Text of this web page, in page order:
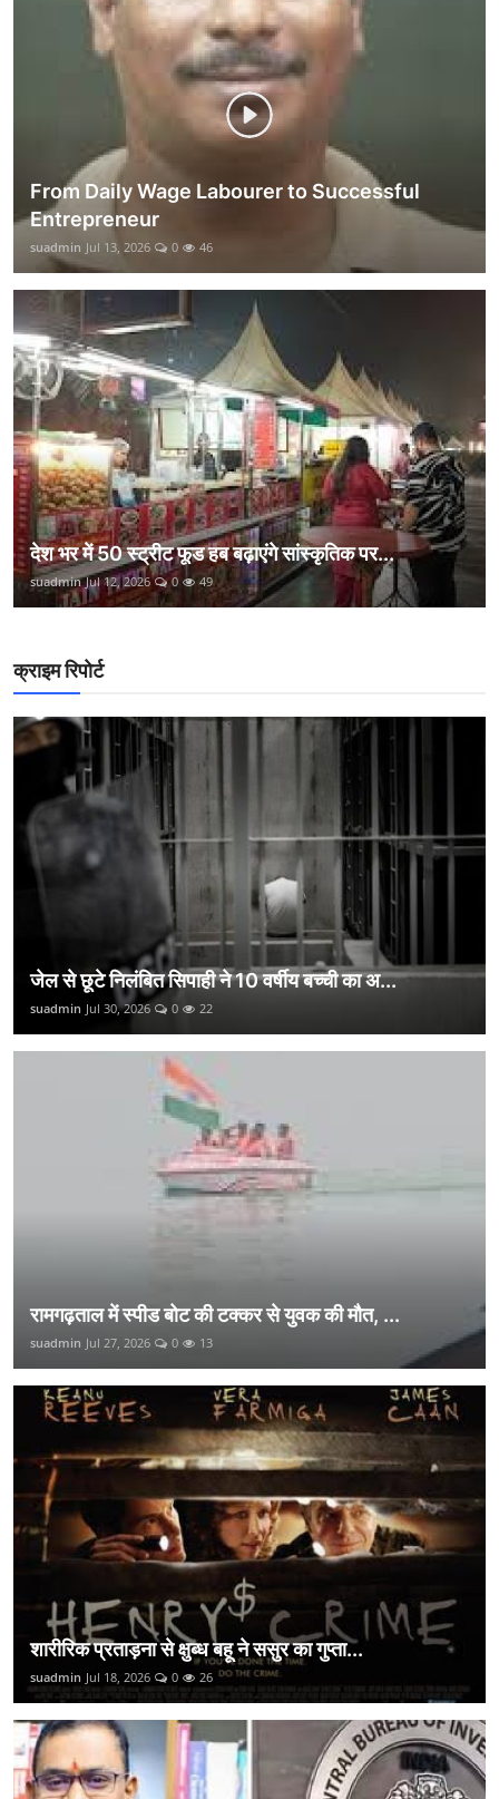
From Daily Wage Labourer to Successful
Entrepreneur
suadmin Jul 13, 2026 0 46
देश भर में 50 स्ट्रीट फूड हब बढ़ाएंगे सांस्कृतिक पर...
suadmin Jul 12, 2026 0 49
क्राइम रिपोर्ट
जेल से छूटे निलंबित सिपाही ने 10 वर्षीय बच्ची का अ...
suadmin Jul 30, 2026 0 22
रामगढ़ताल में स्पीड बोट की टक्कर से युवक की मौत, ...
suadmin Jul 27, 2026 0 13
शारीरिक प्रताड़ना से क्षुब्ध बहू ने ससुर का गुप्ता...
suadmin Jul 18, 2026 0 26